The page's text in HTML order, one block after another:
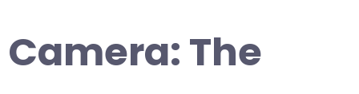
Camera: The